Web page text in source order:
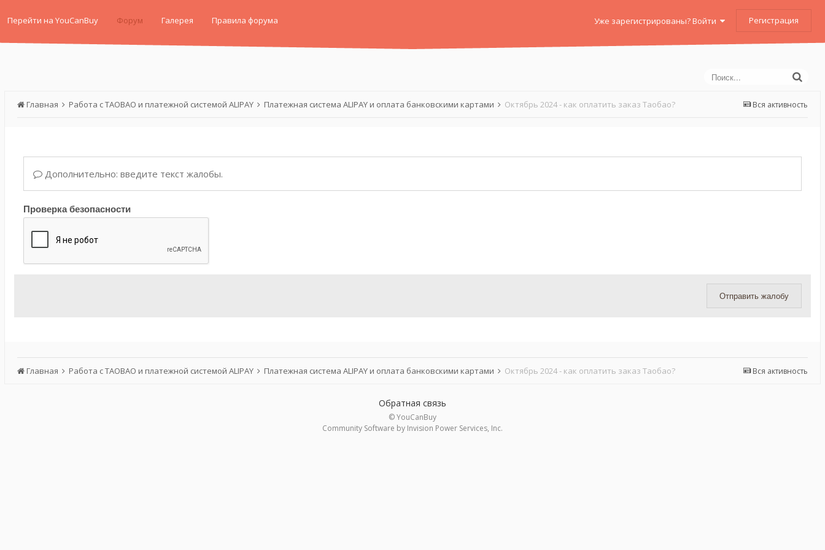
Перейти на YouCanBuy Форум Галерея Правила форума Уже зарегистрированы? Войти Регистрация
Вся активность
Главная Работа с TAOBAO и платежной системой ALIPAY Платежная система ALIPAY и оплата банковскими картами Октябрь 2024 - как оплатить заказ Таобао?
Дополнительно: введите текст жалобы.
Проверка безопасности
Отправить жалобу
Вся активность
Главная Работа с TAOBAO и платежной системой ALIPAY Платежная система ALIPAY и оплата банковскими картами Октябрь 2024 - как оплатить заказ Таобао?
Обратная связь
© YouCanBuy
Community Software by Invision Power Services, Inc.